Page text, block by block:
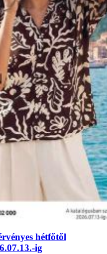
hétfőtől
ig